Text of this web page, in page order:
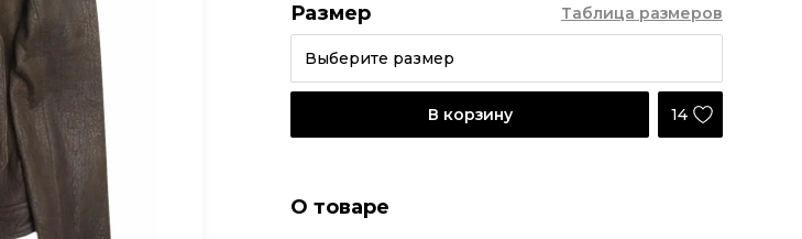
Размер
Выберите размер
Таблица размеров
В корзину 14
О товаре